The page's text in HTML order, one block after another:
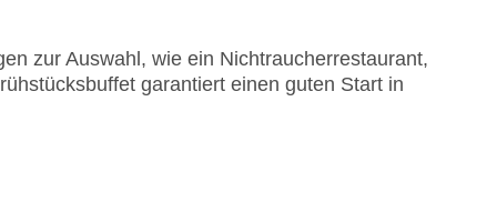
zur Auswahl, wie ein Nichtraucherrestaurant,
garantiert einen guten Start in